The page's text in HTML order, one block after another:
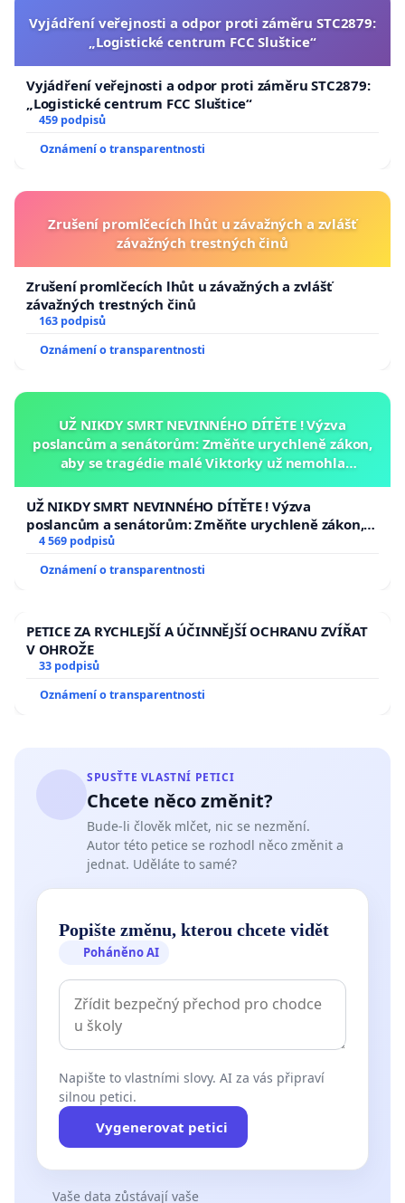
Vyjádření veřejnosti a odpor proti záměru STC2879:
„Logistické centrum FCC Sluštice“
Vyjádření veřejnosti a odpor proti záměru STC2879:
„Logistické centrum FCC Sluštice“
459 podpisů
Oznámení o transparentnosti
Zrušení promlčecích lhůt u závažných a zvlášť
závažných trestných činů
Zrušení promlčecích lhůt u závažných a zvlášť
závažných trestných činů
163 podpisů
Oznámení o transparentnosti
UŽ NIKDY SMRT NEVINNÉHO DÍTĚTE ! Výzva
poslancům a senátorům: Změňte urychleně zákon,
aby se tragédie malé Viktorky už nemohla
UŽ NIKDY SMRT NEVINNÉHO DÍTĚTE ! Výzva
poslancům a senátorům: Změňte urychleně zákon,
aby se tragédie malé Viktorky už nemohla opakovat!
4 569 podpisů
Oznámení o transparentnosti
PETICE ZA RYCHLEJŠÍ A ÚČINNĚJŠÍ OCHRANU ZVÍŘAT
V OHROŽE
33 podpisů
Oznámení o transparentnosti
SPUSŤTE VLASTNÍ PETICI
Chcete něco změnit?
Bude-li člověk mlčet, nic se nezmění.
Autor této petice se rozhodl něco změnit a
jednat. Uděláte to samé?
Popište změnu, kterou chcete vidět
Poháněno AI
Napište to vlastními slovy. AI za vás připraví
silnou petici.
Vygenerovat petici
Vaše data zůstávají vaše